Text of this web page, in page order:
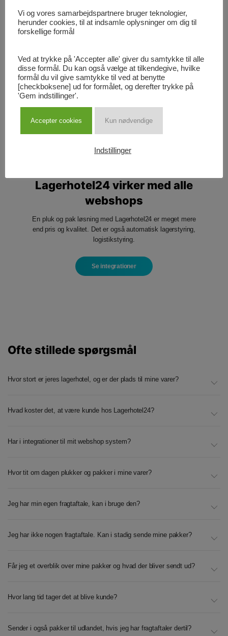
Lagerhotel24 virker med alle
webshops
En pluk og pak løsning med Lagerhotel24 er meget mere
end pris og kvalitet. Det er også automatisk lagerstyring,
logistikstyring.
Se integrationer
Ofte stillede spørgsmål
Hvor stort er jeres lagerhotel, og er der plads til mine varer?
Hvad koster det, at være kunde hos Lagerhotel24?
Har i integrationer til mit webshop system?
Hvor tit om dagen plukker og pakker i mine varer?
Jeg har min egen fragtaftale, kan i bruge den?
Jeg har ikke nogen fragtaftale. Kan i stadig sende mine pakker?
Får jeg et overblik over mine pakker og hvad der bliver sendt ud?
Hvor lang tid tager det at blive kunde?
Sender i også pakker til udlandet, hvis jeg har fragtaftaler dertil?
Vi og vores samarbejdspartnere bruger teknologier,
herunder cookies, til at indsamle oplysninger om dig til
forskellige formål
Ved at trykke på 'Accepter alle' giver du samtykke til alle
disse formål. Du kan også vælge at tilkendegive, hvilke
formål du vil give samtykke til ved at benytte
[checkboksene] ud for formålet, og derefter trykke på
'Gem indstillinger'.
Accepter cookies Kun nødvendige
Indstillinger